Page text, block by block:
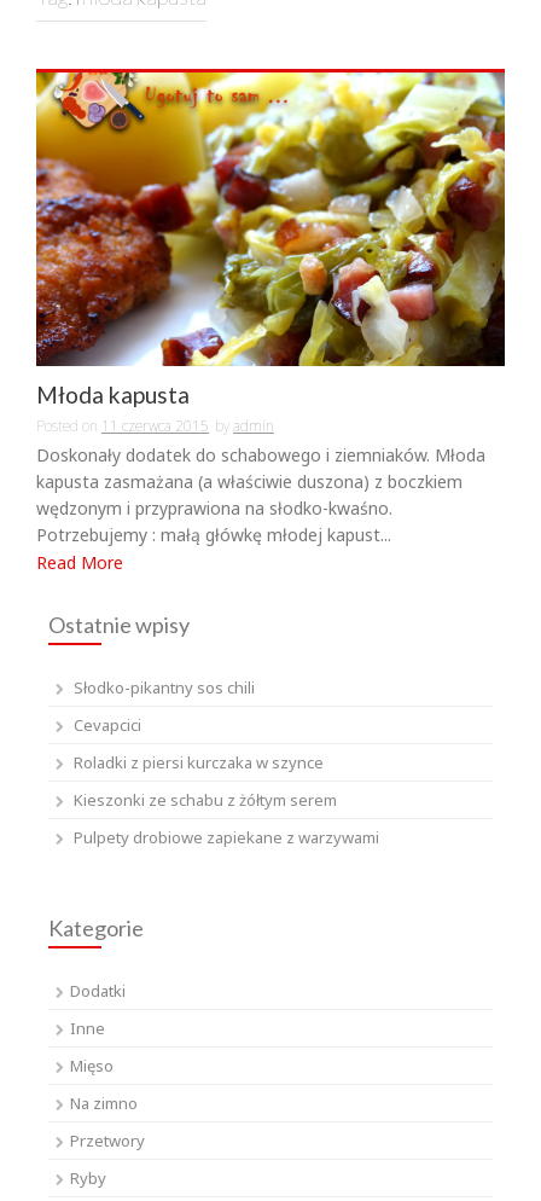
Młoda kapusta
Posted on 11 czerwca 2015 byadmin
Doskonały dodatek do schabowego i ziemniaków. Młoda
kapusta zasmażana (a właściwie duszona) z boczkiem
wędzonym i przyprawiona na słodko-kwaśno.
Potrzebujemy : małą główkę młodej kapust...
Read More
Ostatnie wpisy
Słodko-pikantny sos chili
Cevapcici
Roladki z piersi kurczaka w szynce
Kieszonki ze schabu z żółtym serem
Pulpety drobiowe zapiekane z warzywami
Kategorie
Dodatki
Inne
Mięso
Na zimno
Przetwory
Ryby